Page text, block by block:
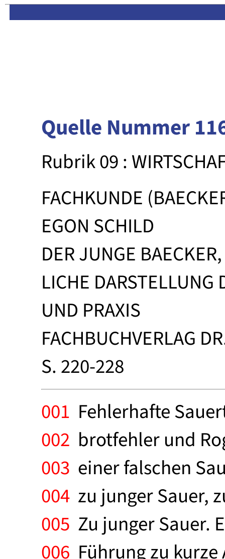
Quelle Nummer
Rubrik 09 :
FACHKUNDE
EGON SCHILD
DER JUNGE
LICHE DARSTELLUNG
UND PRAXIS
FACHBUCHVERLAG
S. 220-228
001 Fehlerhafte
002 brotfehler und
003 einer falschen
004 zu junger Sauer,
005 Zu junger Sauer.
006 Führung zu